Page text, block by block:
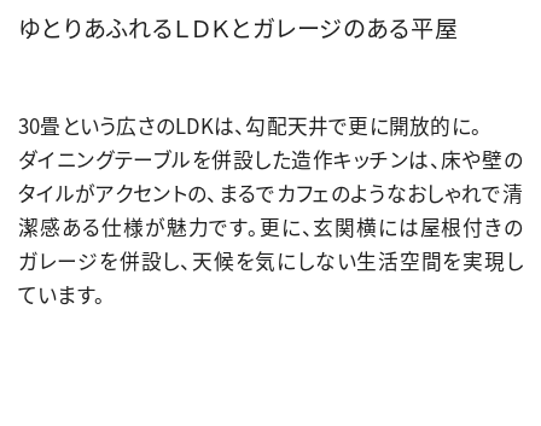
ゆとりあふれるＬＤＫとガレージのある平屋
30畳という広さのLDKは、勾配天井で更に開放的に。
ダイニングテーブルを併設した造作キッチンは、床や壁の
タイルがアクセントの、まるでカフェのようなおしゃれで清
潔感ある仕様が魅力です。更に、玄関横には屋根付きの
ガレージを併設し、天候を気にしない生活空間を実現し
ています。